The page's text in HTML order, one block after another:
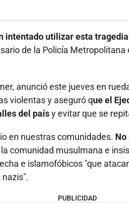
intentado utilizar esta
de la Policía
anunció este jueves en
violentas y aseguró que el
del paísy evitar que se
en nuestras comunidades. No
comunidad musulmana e
e islamofóbicos "que
nazis".
PUBLICIDAD